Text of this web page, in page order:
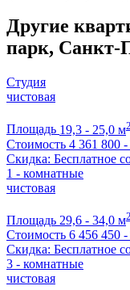
Другие
парк, Санкт-
Студия
чистовая
Площадь 19,3 - 25,0 м2
Стоимость 4 361 800
Скидка: Бесплатное
1 - комнатные
чистовая
Площадь 29,6 - 34,0 м2
Стоимость 6 456 450
Скидка: Бесплатное
3 - комнатные
чистовая